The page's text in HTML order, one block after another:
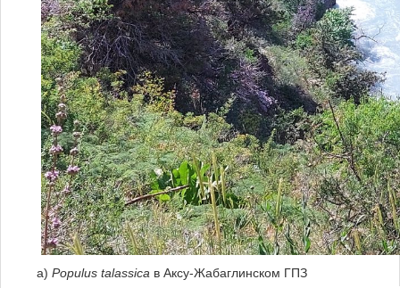
а) Populus talassica в Аксу-Жабаглинском ГПЗ